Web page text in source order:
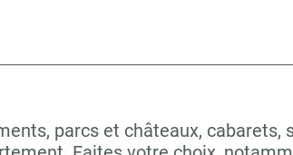
parcs et châteaux,